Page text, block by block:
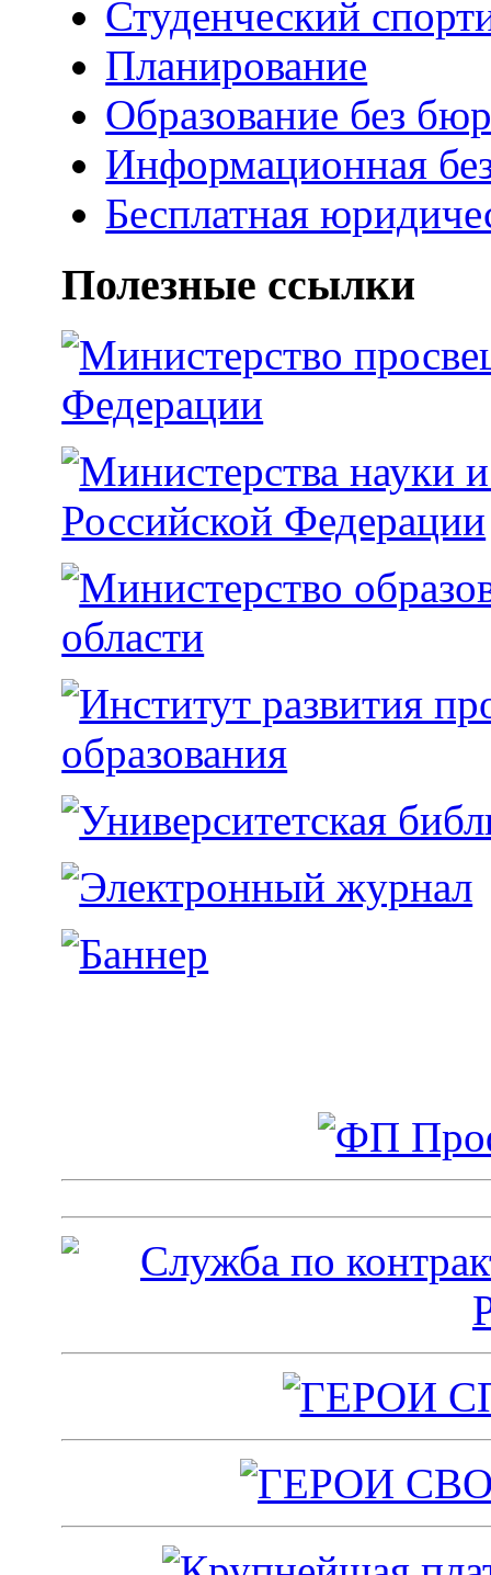
Студенческий
Планирование
Образование без
Информационная
Бесплатная
Полезные cсылки